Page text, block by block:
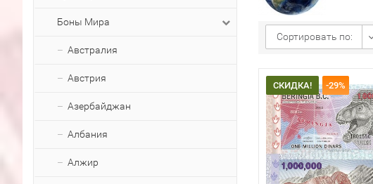
Боны Мира
Австралия
Австрия
Азербайджан
Албания
Алжир
Сортировать по:
СКИДКА! -29%